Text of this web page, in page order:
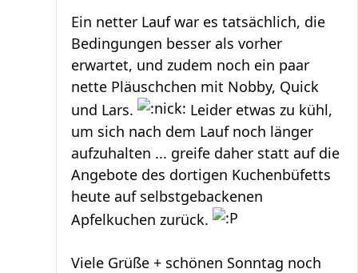
Ein netter Lauf war es tatsächlich, die
Bedingungen besser als vorher
erwartet, und zudem noch ein paar
nette Pläuschchen mit Nobby, Quick
und Lars.
Leider etwas zu kühl,
um sich nach dem Lauf noch länger
aufzuhalten ... greife daher statt auf die
Angebote des dortigen Kuchenbüfetts
heute auf selbstgebackenen
Apfelkuchen zurück.
Viele Grüße + schönen Sonntag noch